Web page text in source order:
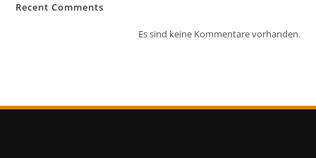
Recent Comments
Es sind keine Kommentare vorhanden.